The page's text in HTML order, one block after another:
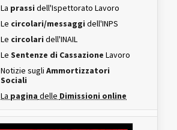
La prassi dell'Ispettorato Lavoro
Le circolari/messaggi dell'INPS
Le circolari dell'INAIL
Le Sentenze di Cassazione Lavoro
Notizie sugli Ammortizzatori
Sociali
La pagina delle Dimissioni online